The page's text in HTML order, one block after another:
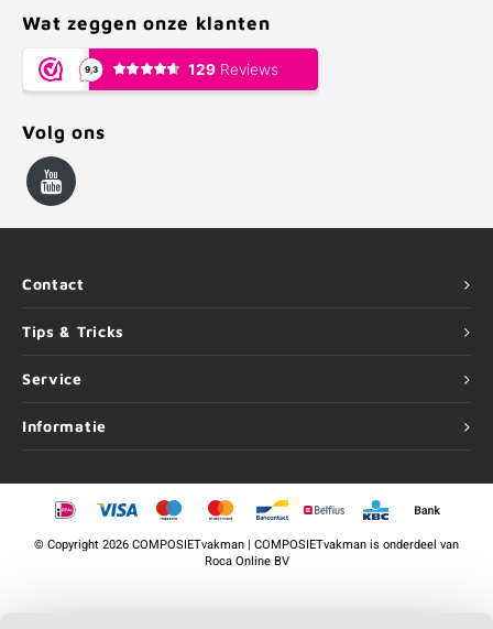
Wat zeggen onze klanten
Volg ons
Contact
Tips & Tricks
Service
Informatie
©Copyright2026 COMPOSIETvakman | COMPOSIETvakman is onderdeel van
Roca Online BV